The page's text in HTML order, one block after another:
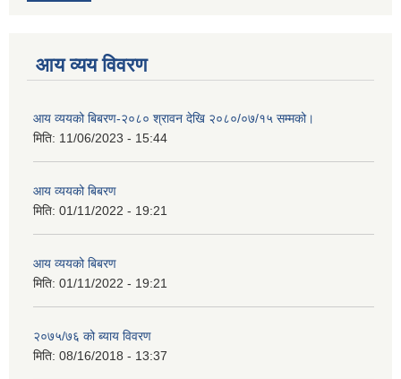
आय व्यय विवरण
आय व्ययको बिबरण-२०८० श्रावन देखि २०८०/०७/१५ सम्मको।
मिति: 11/06/2023 - 15:44
आय व्ययको बिबरण
मिति: 01/11/2022 - 19:21
आय व्ययको बिबरण
मिति: 01/11/2022 - 19:21
२०७५/७६ को ब्याय विवरण
मिति: 08/16/2018 - 13:37